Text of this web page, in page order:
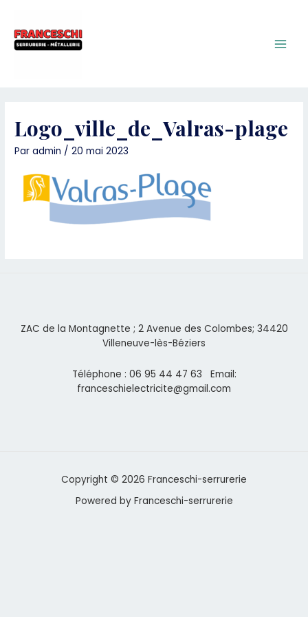
contenu
Logo_ville_de_Valras-plage
Paradmin /20 mai 2023
ZAC de la Montagnette ; 2 Avenue des Colombes; 34420
Villeneuve-lès-Béziers
Téléphone : 06 95 44 47 63 Email:
franceschielectricite@gmail.com
Copyright © 2026 Franceschi-serrurerie
Powered by Franceschi-serrurerie